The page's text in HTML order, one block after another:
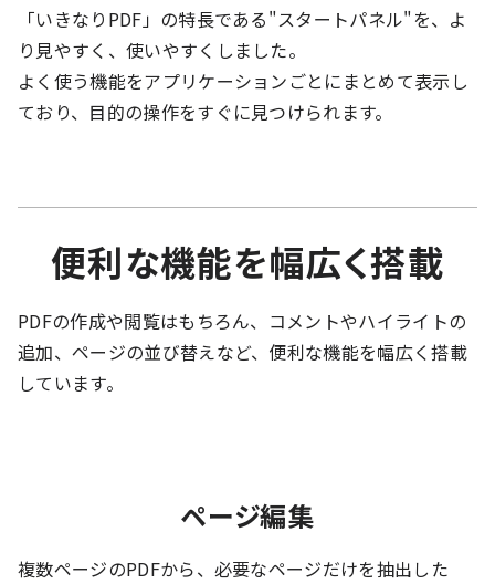
「いきなりPDF」の特長である"スタートパネル"を、よ
り見やすく、使いやすくしました。
よく使う機能をアプリケーションごとにまとめて表示し
ており、目的の操作をすぐに見つけられます。
便利な機能を幅広く搭載
PDFの作成や閲覧はもちろん、コメントやハイライトの
追加、ページの並び替えなど、便利な機能を幅広く搭載
しています。
ページ編集
複数ページのPDFから、必要なページだけを抽出した